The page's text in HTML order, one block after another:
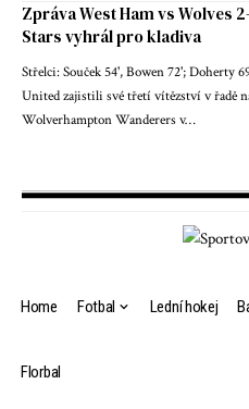
Zpráva West Ham vs Wolves
Stars vyhrál pro kladiva
Střelci: Souček 54', Bowen 72'; Doherty
United zajistili své třetí vítězství v řadě
Wolverhampton Wanderers v…
Home Fotbal Lední hokej
Florbal